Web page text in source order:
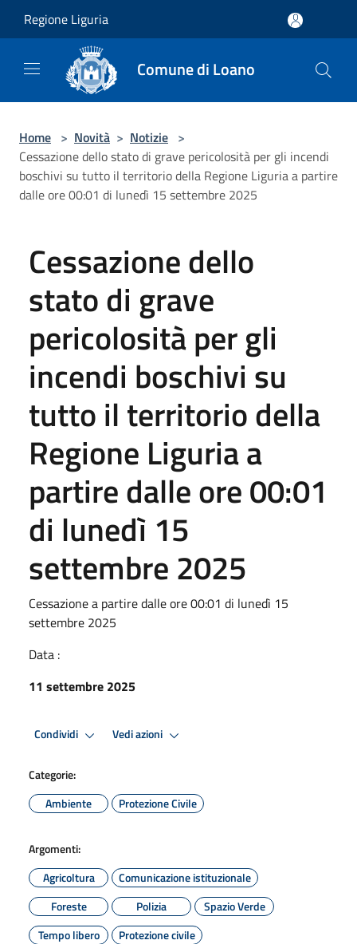
Regione Liguria
Comune di Loano
Home > Novità > Notizie >
Cessazione dello stato di grave pericolosità per gli incendi
boschivi su tutto il territorio della Regione Liguria a partire
dalle ore 00:01 di lunedì 15 settembre 2025
Cessazione dello
stato di grave
pericolosità per gli
incendi boschivi su
tutto il territorio della
Regione Liguria a
partire dalle ore 00:01
di lunedì 15
settembre 2025
Cessazione a partire dalle ore 00:01 di lunedì 15
settembre 2025
Data :
11 settembre 2025
Condividi Vedi azioni
Categorie:
Ambiente
Protezione Civile
Argomenti:
Agricoltura
Comunicazione istituzionale
Foreste
Polizia
Spazio Verde
Tempo libero
Protezione civile